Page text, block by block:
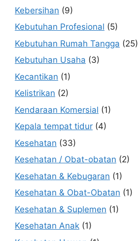
Kebersihan (9)
Kebutuhan Profesional (5)
Kebutuhan Rumah Tangga (25)
Kebutuhan Usaha (3)
Kecantikan (1)
Kelistrikan (2)
Kendaraan Komersial (1)
Kepala tempat tidur (4)
Kesehatan (33)
Kesehatan / Obat-obatan (2)
Kesehatan & Kebugaran (1)
Kesehatan & Obat-Obatan (1)
Kesehatan & Suplemen (1)
Kesehatan Anak (1)